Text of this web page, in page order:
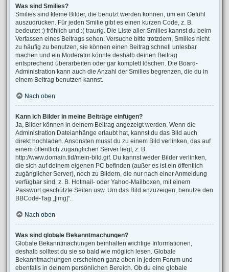
Was sind Smilies?
Smilies sind kleine Bilder, die benutzt werden können, um ein Gefühl
auszudrücken. Für jeden Smilie gibt es einen kurzen Code, z. B.
bedeutet :) fröhlich und :( traurig. Die Liste aller Smilies kannst du beim
Verfassen eines Beitrags sehen. Versuche bitte trotzdem, Smilies nicht
zu häufig zu benutzen, sie können einen Beitrag schnell unlesbar
machen und ein Moderator könnte deshalb deinen Beitrag
entsprechend überarbeiten oder gar komplett löschen. Die Board-
Administration kann auch die Anzahl der Smilies begrenzen, die du in
einem Beitrag benutzen kannst.
Nach oben
Kann ich Bilder in meine Beiträge einfügen?
Ja, Bilder können in deinem Beitrag angezeigt werden. Wenn die
Administration Dateianhänge erlaubt hat, kannst du das Bild auch
direkt hochladen. Ansonsten musst du zu einem Bild verlinken, das auf
einem öffentlich zugänglichen Server liegt, z. B.
http://www.domain.tld/mein-bild.gif. Du kannst weder Bilder verlinken,
die sich auf deinem eigenen PC befinden (außer es ist ein öffentlich
zugänglicher Server), noch zu Bildern, die nur nach einer Anmeldung
verfügbar sind, z. B. Hotmail- oder Yahoo-Mailboxen, mit einem
Passwort geschützte Seiten usw. Um das Bild anzuzeigen, benutze den
BBCode-Tag „[img]“.
Nach oben
Was sind globale Bekanntmachungen?
Globale Bekanntmachungen beinhalten wichtige Informationen,
deshalb solltest du sie so bald wie möglich lesen. Globale
Bekanntmachungen erscheinen ganz oben in jedem Forum und
ebenfalls in deinem persönlichen Bereich. Ob du eine globale